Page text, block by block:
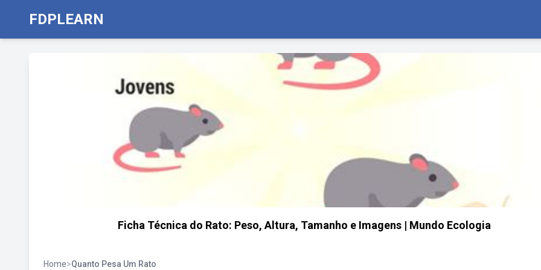
FDPLEARN
Ficha Técnica do Rato: Peso, Altura, Tamanho e Imagens | Mundo Ecologia
Home>Quanto Pesa Um Rato